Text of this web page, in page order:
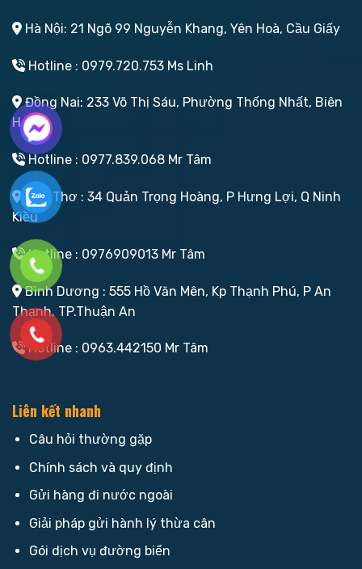
Hà Nội: 21 Ngõ 99 Nguyễn Khang, Yên Hoà, Cầu Giấy
Hotline : 0979.720.753 Ms Linh
Đồng Nai: 233 Võ Thị Sáu, Phường Thống Nhất, Biên
Hoà
Hotline : 0977.839.068 Mr Tâm
Cần Thơ : 34 Quản Trọng Hoàng, P Hưng Lợi, Q Ninh
Kiều
Hotline : 0976909013 Mr Tâm
Bình Dương : 555 Hồ Văn Mên, Kp Thạnh Phú, P An
Thạnh, TP.Thuận An
Hotline : 0963.442150 Mr Tâm
Liên kết nhanh
Câu hỏi thường gặp
Chính sách và quy định
Gửi hàng đi nước ngoài
Giải pháp gửi hành lý thừa cân
Gói dịch vụ đường biển